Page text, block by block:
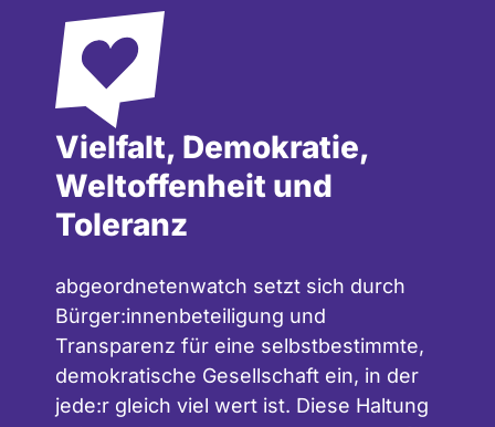
Vielfalt, Demokratie,
Weltoffenheit und
Toleranz
abgeordnetenwatch setzt sich durch
Bürger:innenbeteiligung und
Transparenz für eine selbstbestimmte,
demokratische Gesellschaft ein, in der
jede:r gleich viel wert ist. Diese Haltung